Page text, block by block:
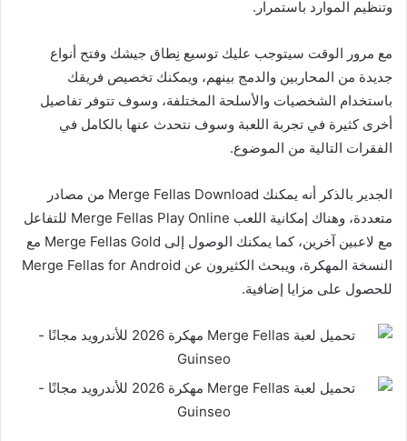
وتنظيم الموارد باستمرار.
مع مرور الوقت سيتوجب عليك توسيع نِطاق جيشك وفتح أنواع
جديدة من المحاربين والدمج بينهم، ويمكنك تخصيص فريقك
باستخدام الشخصيات والأسلحة المختلفة، وسوف تتوفر تفاصيل
أخرى كثيرة في تجربة اللعبة وسوف نتحدث عنها بالكامل في
الفقرات التالية من الموضوع.
الجدير بالذكر أنه يمكنك Merge Fellas Download من مصادر
متعددة، وهناك إمكانية اللعب Merge Fellas Play Online للتفاعل
مع لاعبين آخرين، كما يمكنك الوصول إلى Merge Fellas Gold مع
النسخة المهكرة، ويبحث الكثيرون عن Merge Fellas for Android
للحصول على مزايا إضافية.